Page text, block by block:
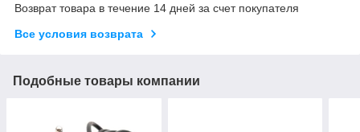
Возврат товара в течение 14 дней за счет покупателя
Все условия возврата
Подобные товары компании